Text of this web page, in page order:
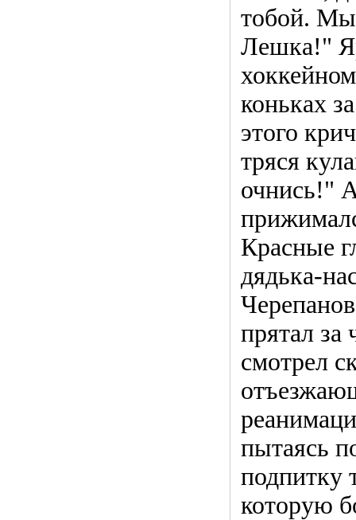
тобой. Мы
Лешка!"
коньках
этого
тряся
очнись!"
Красные
дядька-
прятал
смотрел
пытаясь
подпитку
которую